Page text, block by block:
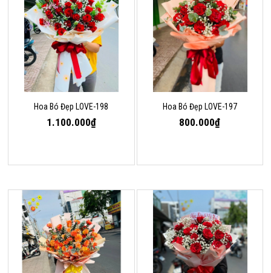
Hoa Bó Đẹp LOVE-198
1.100.000₫
Hoa Bó Đẹp LOVE-197
800.000₫